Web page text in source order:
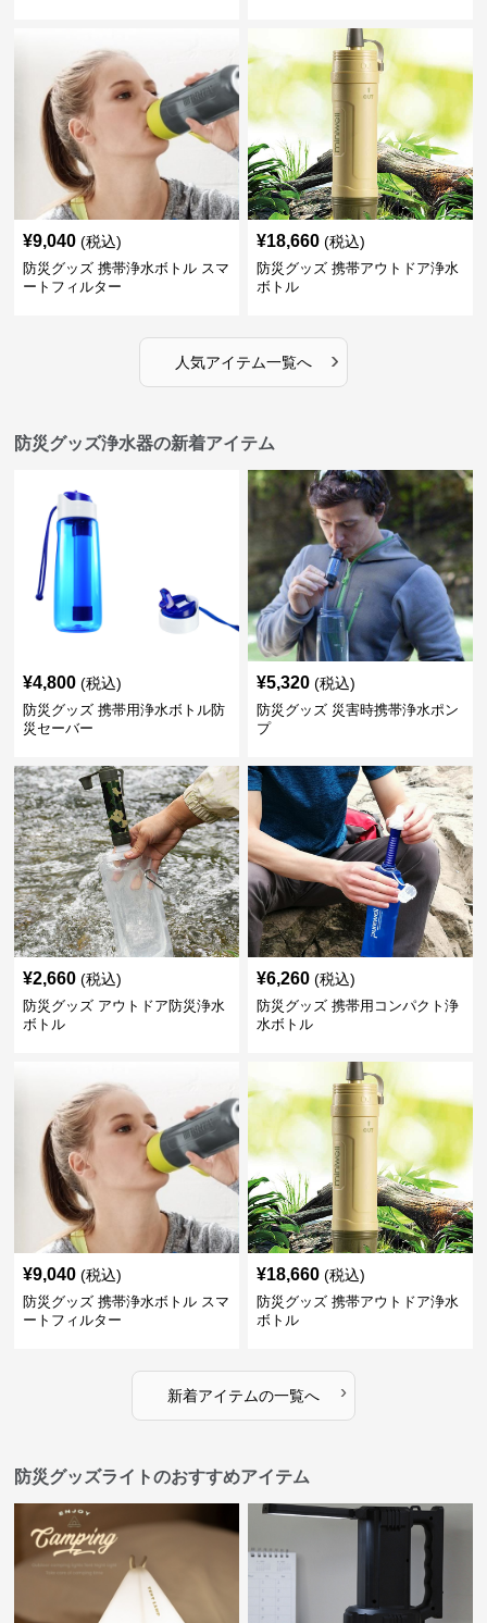
¥9,040 (税込)
防災グッズ 携帯浄水ボトル スマ
ートフィルター
¥18,660 (税込)
防災グッズ 携帯アウトドア浄水
ボトル
人気アイテム一覧へ ›
防災グッズ浄水器の新着アイテム
¥4,800 (税込)
防災グッズ 携帯用浄水ボトル防
災セーバー
¥5,320 (税込)
防災グッズ 災害時携帯浄水ポン
プ
¥2,660 (税込)
防災グッズ アウトドア防災浄水
ボトル
¥6,260 (税込)
防災グッズ 携帯用コンパクト浄
水ボトル
¥9,040 (税込)
防災グッズ 携帯浄水ボトル スマ
ートフィルター
¥18,660 (税込)
防災グッズ 携帯アウトドア浄水
ボトル
新着アイテムの一覧へ ›
防災グッズライトのおすすめアイテム